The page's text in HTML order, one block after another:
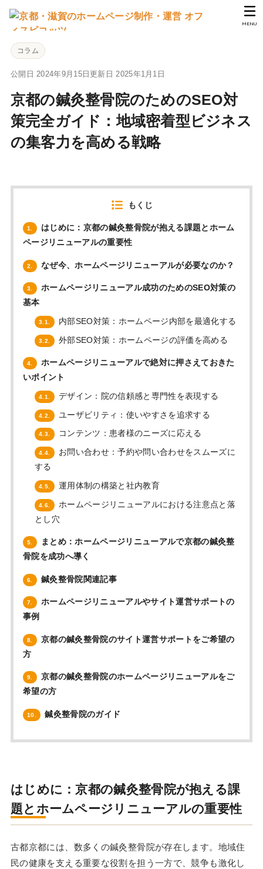
MENU
コラム
公開日 2024年9月15日更新日 2025年1月1日
京都の鍼灸整骨院のためのSEO対
策完全ガイド：地域密着型ビジネス
の集客力を高める戦略
もくじ
1.
はじめに：京都の鍼灸整骨院が抱える課題とホーム
ページリニューアルの重要性
2. なぜ今、ホームページリニューアルが必要なのか？
3.
ホームページリニューアル成功のためのSEO対策の
基本
3.1. 内部SEO対策：ホームページ内部を最適化する
3.2. 外部SEO対策：ホームページの評価を高める
4.
ホームページリニューアルで絶対に押さえておきた
いポイント
4.1. デザイン：院の信頼感と専門性を表現する
4.2. ユーザビリティ：使いやすさを追求する
4.3. コンテンツ：患者様のニーズに応える
4.4.
お問い合わせ：予約や問い合わせをスムーズに
する
4.5. 運用体制の構築と社内教育
4.6.
ホームページリニューアルにおける注意点と落
とし穴
5.
まとめ：ホームページリニューアルで京都の鍼灸整
骨院を成功へ導く
6. 鍼灸整骨院関連記事
7.
ホームページリニューアルやサイト運営サポートの
事例
8.
京都の鍼灸整骨院のサイト運営サポートをご希望の
方
9.
京都の鍼灸整骨院のホームページリニューアルをご
希望の方
10. 鍼灸整骨院のガイド
はじめに：京都の鍼灸整骨院が抱える課
題とホームページリニューアルの重要性
古都京都には、数多くの鍼灸整骨院が存在します。地域住
民の健康を支える重要な役割を担う一方で、競争も激化し